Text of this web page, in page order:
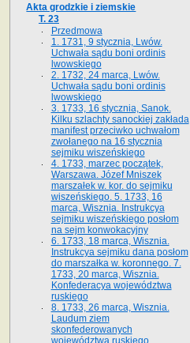
Akta grodzkie i ziemskie
T. 23
Przedmowa
1. 1731, 9 stycznia, Lwów.
Uchwała sądu boni ordinis
lwowskiego
2. 1732, 24 marca, Lwów.
Uchwała sądu boni ordinis
lwowskiego
3. 1733, 16 stycznia, Sanok.
Kilku szlachty sanockiej zakłada
manifest przeciwko uchwałom
zwołanego na 16 stycz­nia
sejmiku wiszeńskiego
4. 1733, marzec początek,
Warszawa. Józef Mniszek
marszałek w. kor. do sejmiku
wiszeńskiego. 5. 1733, 16
marca, Wisznia. Instrukcya
sejmiku wiszeńskiego posłom
na sejm konwokacyjny
6. 1733, 18 marca, Wisznia.
Instrukcya sejmiku dana posłom
do marszałka w. koronnego. 7.
1733, 20 marca, Wisznia.
Konfederacya województwa
ruskiego
8. 1733, 26 marca, Wisznia.
Laudum ziem
skonfederowanych
województwa ruskiego